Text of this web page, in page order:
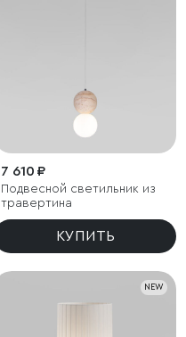
7 610 ₽
Подвесной светильник из
травертина
КУПИТЬ
NEW